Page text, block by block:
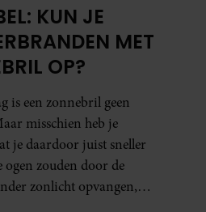
KUN JE
MET
OP?
is een zonnebril geen
misschien heb je
je daardoor juist sneller
ogen zouden door de
zonlicht opvangen,